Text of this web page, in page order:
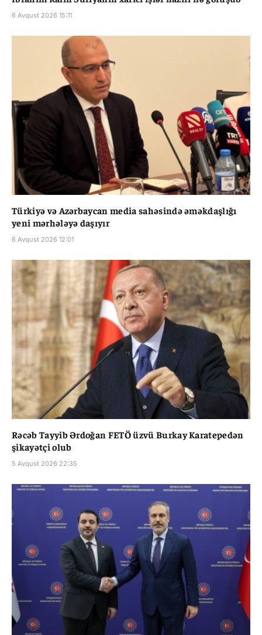
6 Avqust 2026 15:11
Türkiyə və Azərbaycan media sahəsində əməkdaşlığı
yeni mərhələyə daşıyır
6 Avqust 2026 12:01
Rəcəb Tayyib Ərdoğan FETÖ üzvü Burkay Karatepedən
şikayətçi olub
5 Avqust 2026 22:35